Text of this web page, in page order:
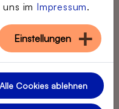
Fake
erkennt -
Anti-
im Impressum.
Einstellungen
Alle Cookies ablehnen